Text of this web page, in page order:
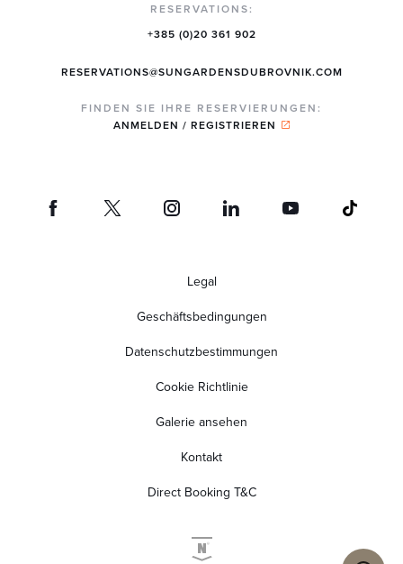
RESERVATIONS:
+385 (0)20 361 902
RESERVATIONS@SUNGARDENSDUBROVNIK.COM
FINDEN SIE IHRE RESERVIERUNGEN:
ANMELDEN / REGISTRIEREN
Legal
Geschäftsbedingungen
Datenschutzbestimmungen
Cookie Richtlinie
Galerie ansehen
Kontakt
Direct Booking T&C